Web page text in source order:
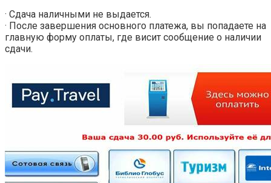
· Сдача наличными не выдается.
· После завершения основного платежа, вы попадаете на
главную форму оплаты, где висит сообщение о наличии
сдачи.